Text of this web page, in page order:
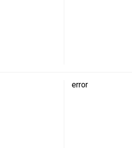
error